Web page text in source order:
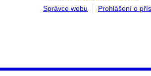
Správce webu
Prohlášení o